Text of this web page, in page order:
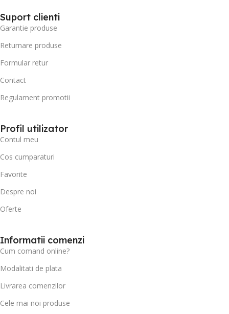
Suport clienti
Garantie produse
Returnare produse
Formular retur
Contact
Regulament promotii
Profil utilizator
Contul meu
Cos cumparaturi
Favorite
Despre noi
Oferte
Informatii comenzi
Cum comand online?
Modalitati de plata
Livrarea comenzilor
Cele mai noi produse